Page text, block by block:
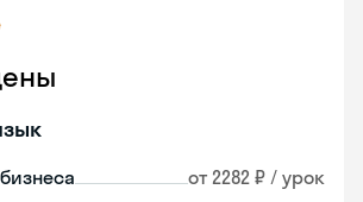
от 2282 ₽ / урок